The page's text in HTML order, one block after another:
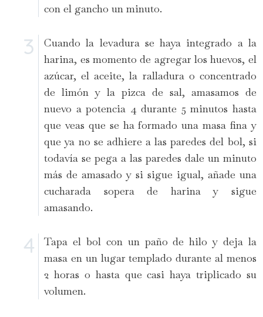
con el gancho un minuto.
Cuando la levadura se haya integrado a la
harina, es momento de agregar los huevos, el
azúcar, el aceite, la ralladura o concentrado
de limón y la pizca de sal, amasamos de
nuevo a potencia 4 durante 5 minutos hasta
que veas que se ha formado una masa fina y
que ya no se adhiere a las paredes del bol, si
todavía se pega a las paredes dale un minuto
más de amasado y si sigue igual, añade una
cucharada sopera de harina y sigue
amasando.
Tapa el bol con un paño de hilo y deja la
masa en un lugar templado durante al menos
2 horas o hasta que casi haya triplicado su
volumen.